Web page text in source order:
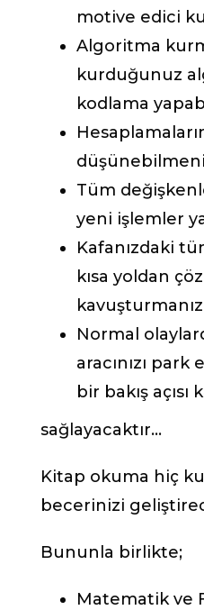
motive edici
Algoritma
kurduğunuz
kodlama
Tüm
yeni işlemler
Kafanızdaki
kısa yoldan
Normal
aracınızı
bir bakış açısı
sağlayacaktır…
Kitap okuma hiç
becerinizi
Bununla birlikte;
Matematik ve